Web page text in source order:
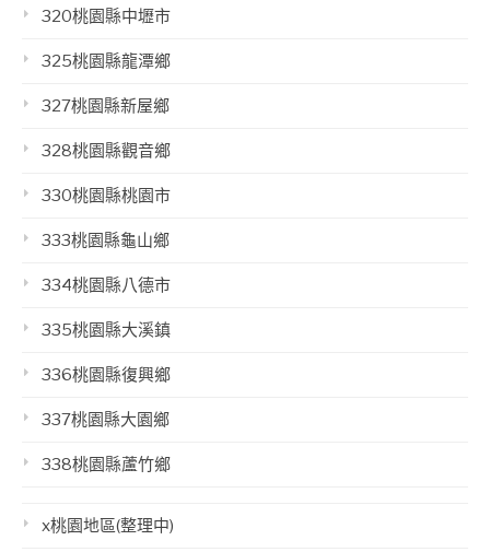
320桃園縣中壢市
325桃園縣龍潭鄉
327桃園縣新屋鄉
328桃園縣觀音鄉
330桃園縣桃園市
333桃園縣龜山鄉
334桃園縣八德市
335桃園縣大溪鎮
336桃園縣復興鄉
337桃園縣大園鄉
338桃園縣蘆竹鄉
x桃園地區(整理中)